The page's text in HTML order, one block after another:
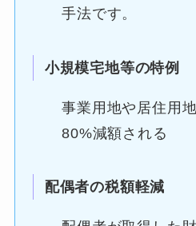
手法です。
小規模宅地等の特例
事業用地や居住用
80%減額される
配偶者の税額軽減